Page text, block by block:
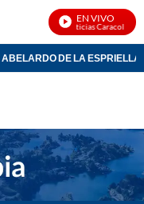
EN VIVO
Noticias Caracol En
ABELARDO DE LA ESPRIELLA